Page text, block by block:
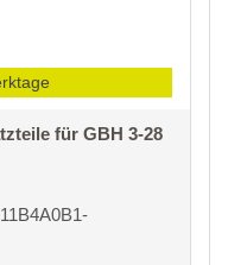
für GBH 3-28